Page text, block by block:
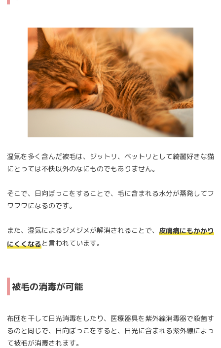
湿気を多く含んだ被毛は、ジットリ、ベットリとして綺麗好きな猫
にとっては不快以外のなにものでもありません。
そこで、日向ぼっこをすることで、毛に含まれる水分が蒸発してフ
ワフワになるのです。
また、湿気によるジメジメが解消されることで、 皮膚病にもかかり
にくくなると言われています。
被毛の消毒が可能
布団を干して日光消毒をしたり、医療器具を紫外線消毒器で殺菌す
るのと同じで、日向ぼっこをすると、日光に含まれる紫外線によっ
て被毛が消毒されます。